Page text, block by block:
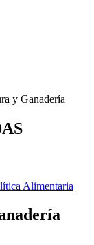
y Ganadería
Alimentaria